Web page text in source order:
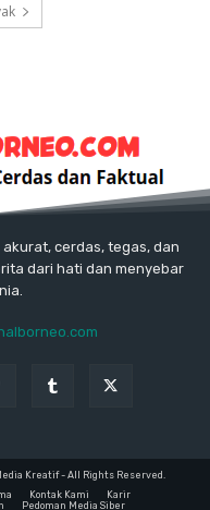
cerdas, tegas, dan
dari hati dan menyebar
Kreatif - All Rights Reserved.
Kontak Kami
Karir
Pedoman Media Siber